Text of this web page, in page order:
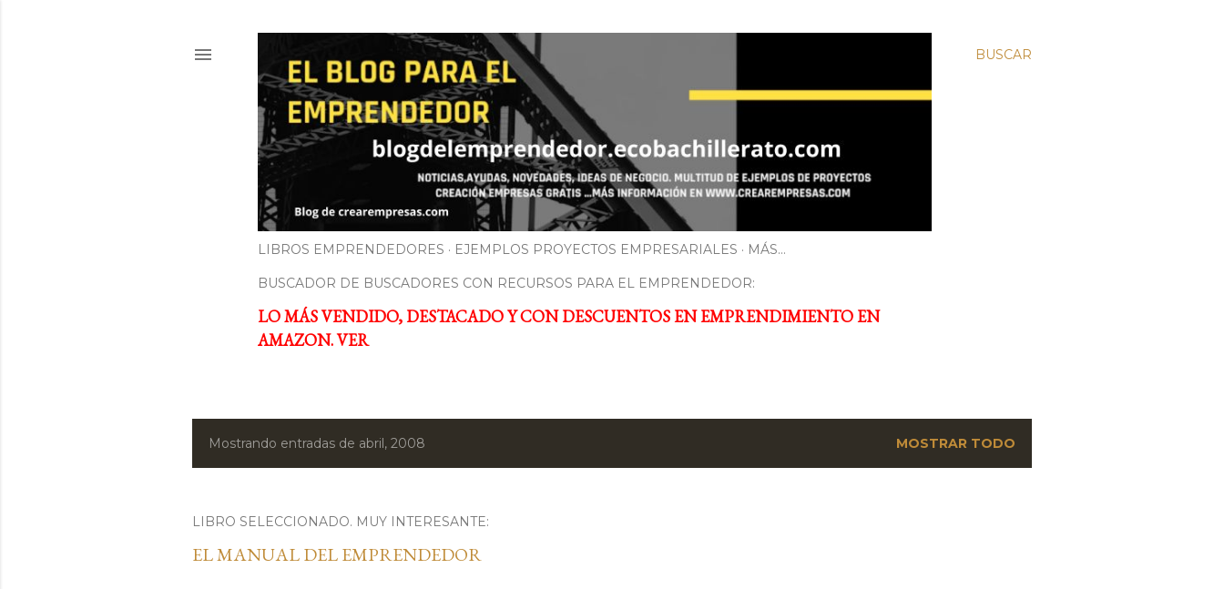
BUSCAR
LIBROS EMPRENDEDORES EJEMPLOS PROYECTOS EMPRESARIALES MÁS…
BUSCADOR DE BUSCADORES CON RECURSOS PARA EL EMPRENDEDOR:
LO MÁS VENDIDO, DESTACADO Y CON DESCUENTOS EN EMPRENDIMIENTO EN
AMAZON. VER
E
t
r
Mostrando entradas de abril, 2008 MOSTRAR TODO
LIBRO SELECCIONADO. MUY INTERESANTE:
EL MANUAL DEL EMPRENDEDOR